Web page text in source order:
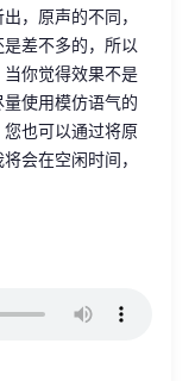
，原声的不同，
差不多的，所以
你觉得效果不是
使用模仿语气的
也可以通过将原
会在空闲时间，